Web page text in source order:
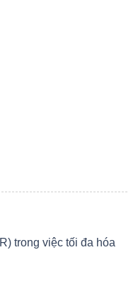
trong việc tối đa hóa